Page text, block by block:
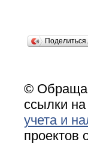
©
ссылки на
учета и
проектов